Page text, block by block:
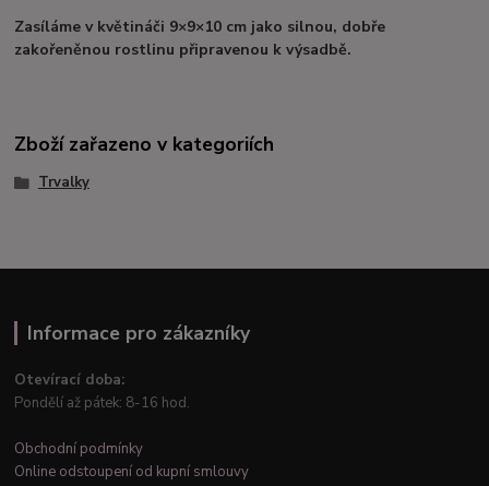
Zasíláme v květináči 9×9×10 cm jako silnou, dobře
zakořeněnou rostlinu připravenou k výsadbě.
Zboží zařazeno v kategoriích
Trvalky
Informace pro zákazníky
Otevírací doba:
Pondělí až pátek: 8-16 hod.
Obchodní podmínky
Online odstoupení od kupní smlouvy